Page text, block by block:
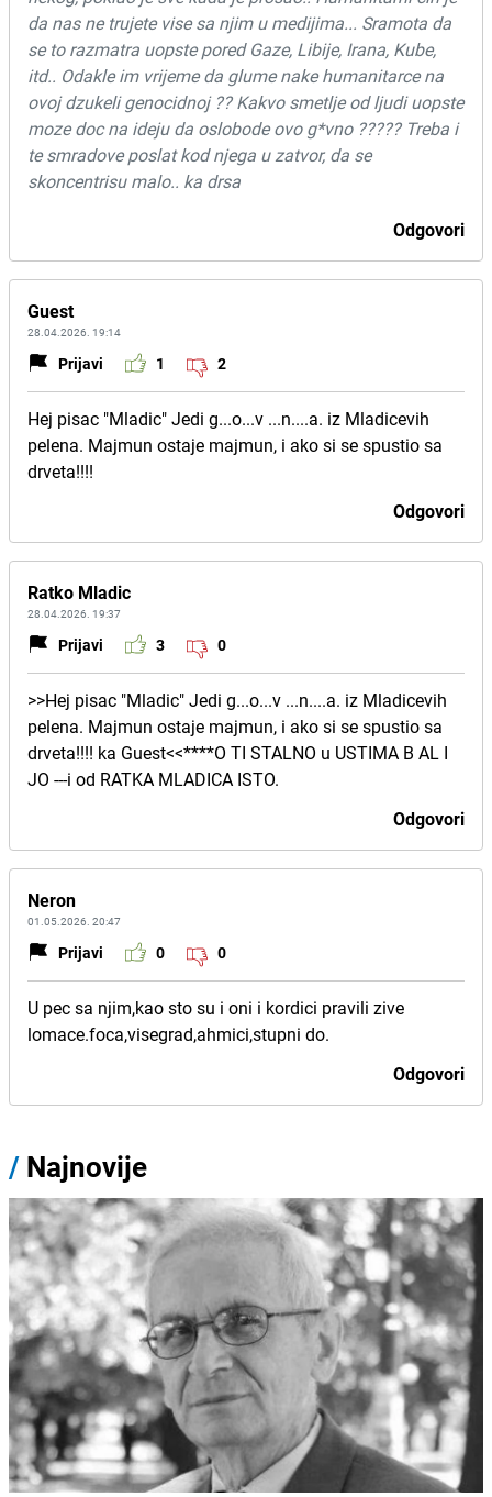
da nas ne trujete vise sa njim u medijima... Sramota da
se to razmatra uopste pored Gaze, Libije, Irana, Kube,
itd.. Odakle im vrijeme da glume nake humanitarce na
ovoj dzukeli genocidnoj ?? Kakvo smetlje od ljudi uopste
moze doc na ideju da oslobode ovo g*vno ????? Treba i
te smradove poslat kod njega u zatvor, da se
skoncentrisu malo.. ka drsa
Odgovori
Guest
28.04.2026. 19:14
Prijavi 1 2
Hej pisac "Mladic" Jedi g...o...v ...n....a. iz Mladicevih
pelena. Majmun ostaje majmun, i ako si se spustio sa
drveta!!!!
Odgovori
Ratko Mladic
28.04.2026. 19:37
Prijavi 3 0
>>Hej pisac "Mladic" Jedi g...o...v ...n....a. iz Mladicevih
pelena. Majmun ostaje majmun, i ako si se spustio sa
drveta!!!! ka Guest<<****O TI STALNO u USTIMA B AL I
JO ---i od RATKA MLADICA ISTO.
Odgovori
Neron
01.05.2026. 20:47
Prijavi 0 0
U pec sa njim,kao sto su i oni i kordici pravili zive
lomace.foca,visegrad,ahmici,stupni do.
Odgovori
/ Najnovije